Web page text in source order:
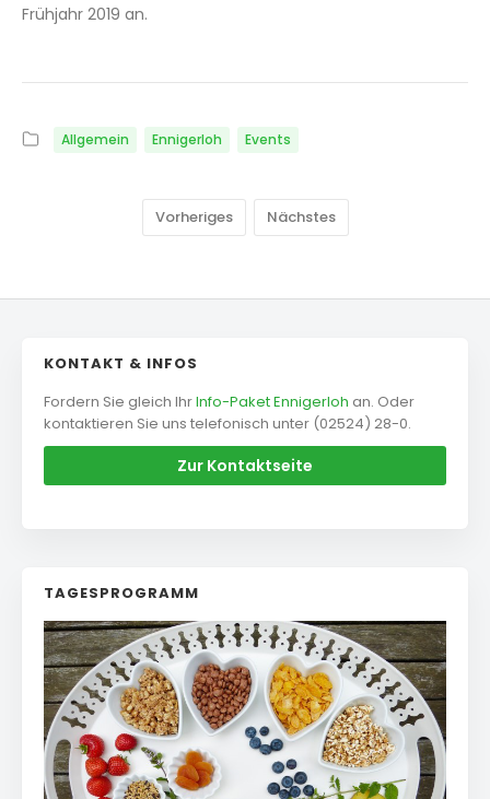
Frühjahr 2019 an.
Allgemein Ennigerloh Events
Vorheriges Nächstes
KONTAKT & INFOS
Fordern Sie gleich IhrInfo-Paket Ennigerloh an. Oder
kontaktieren Sie uns telefonisch unter (02524) 28-0.
Zur Kontaktseite
TAGESPROGRAMM